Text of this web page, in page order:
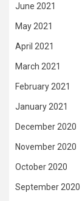
June 2021
May 2021
April 2021
March 2021
February 2021
January 2021
December 2020
November 2020
October 2020
September 2020